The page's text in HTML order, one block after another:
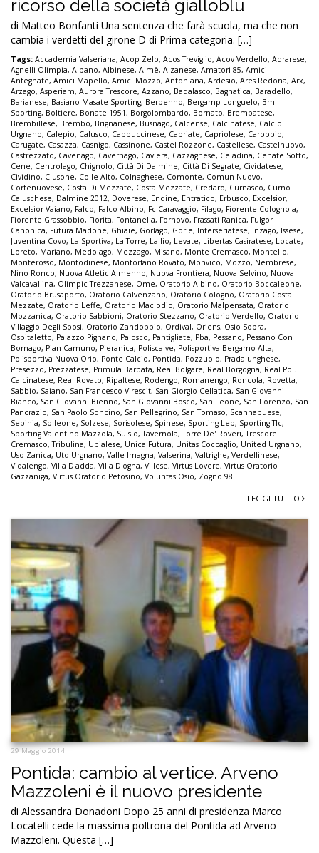
ricorso della società gialloblu
di Matteo Bonfanti Una sentenza che farà scuola, ma che non
cambia i verdetti del girone D di Prima categoria. […]
Tags: Accademia Valseriana, Acop Zelo, Acos Treviglio, Acov Verdello, Adrarese,
Agnelli Olimpia, Albano, Albinese, Almè, Alzanese, Amatori 85, Amici
Antegnate, Amici Mapello, Amici Mozzo, Antoniana, Ardesio, Ares Redona, Arx,
Arzago, Asperiam, Aurora Trescore, Azzano, Badalasco, Bagnatica, Baradello,
Barianese, Basiano Masate Sporting, Berbenno, Bergamp Longuelo, Bm
Sporting, Boltiere, Bonate 1951, Borgolombardo, Bornato, Brembatese,
Brembillese, Brembo, Brignanese, Busnago, Calcense, Calcinatese, Calcio
Urgnano, Calepio, Calusco, Cappuccinese, Capriate, Capriolese, Carobbio,
Carugate, Casazza, Casnigo, Cassinone, Castel Rozzone, Castellese, Castelnuovo,
Castrezzato, Cavenago, Cavernago, Cavlera, Cazzaghese, Celadina, Cenate Sotto,
Cene, Centrolago, Chignolo, Città Di Dalmine, Città Di Segrate, Cividatese,
Cividino, Clusone, Colle Alto, Colnaghese, Comonte, Comun Nuovo,
Cortenuovese, Costa Di Mezzate, Costa Mezzate, Credaro, Curnasco, Curno
Caluschese, Dalmine 2012, Doverese, Endine, Entratico, Erbusco, Excelsior,
Excelsior Vaiano, Falco, Falco Albino, Fc Caravaggio, Filago, Fiorente Colognola,
Fiorente Grassobbio, Fiorita, Fontanella, Fornovo, Frassati Ranica, Fulgor
Canonica, Futura Madone, Ghiaie, Gorlago, Gorle, Interseriatese, Inzago, Issese,
Juventina Covo, La Sportiva, La Torre, Lallio, Levate, Libertas Casiratese, Locate,
Loreto, Mariano, Medolago, Mezzago, Misano, Monte Cremasco, Montello,
Monterosso, Montodinese, Montorfano Rovato, Monvico, Mozzo, Nembrese,
Nino Ronco, Nuova Atletic Almenno, Nuova Frontiera, Nuova Selvino, Nuova
Valcavallina, Olimpic Trezzanese, Ome, Oratorio Albino, Oratorio Boccaleone,
Oratorio Brusaporto, Oratorio Calvenzano, Oratorio Cologno, Oratorio Costa
Mezzate, Oratorio Leffe, Oratorio Maclodio, Oratorio Malpensata, Oratorio
Mozzanica, Oratorio Sabbioni, Oratorio Stezzano, Oratorio Verdello, Oratorio
Villaggio Degli Sposi, Oratorio Zandobbio, Ordival, Oriens, Osio Sopra,
Ospitaletto, Palazzo Pignano, Palosco, Pantigliate, Pba, Pessano, Pessano Con
Bornago, Pian Camuno, Pieranica, Poliscalve, Polisportiva Bergamo Alta,
Polisportiva Nuova Orio, Ponte Calcio, Pontida, Pozzuolo, Pradalunghese,
Presezzo, Prezzatese, Primula Barbata, Real Bolgare, Real Borgogna, Real Pol.
Calcinatese, Real Rovato, Ripaltese, Rodengo, Romanengo, Roncola, Rovetta,
Sabbio, Saiano, San Francesco Virescit, San Giorgio Cellatica, San Giovanni
Bianco, San Giovanni Bienno, San Giovanni Bosco, San Leone, San Lorenzo, San
Pancrazio, San Paolo Soncino, San Pellegrino, San Tomaso, Scannabuese,
Sebinia, Solleone, Solzese, Sorisolese, Spinese, Sporting Leb, Sporting Tlc,
Sporting Valentino Mazzola, Suisio,Tavernola,Torre De' Roveri,Trescore
Cremasco,Tribulina, Ubialese, Unica Futura, Unitas Coccaglio, United Urgnano,
Uso Zanica, Utd Urgnano, Valle Imagna, Valserina, Valtrighe, Verdellinese,
Vidalengo, Villa D'adda, Villa D'ogna, Villese, Virtus Lovere, Virtus Oratorio
Gazzaniga, Virtus Oratorio Petosino, Voluntas Osio, Zogno 98
LEGGI TUTTO
29 Maggio 2014
Pontida: cambio al vertice. Arveno
Mazzoleni è il nuovo presidente
di Alessandra Donadoni Dopo 25 anni di presidenza Marco
Locatelli cede la massima poltrona del Pontida ad Arveno
Mazzoleni. Questa […]